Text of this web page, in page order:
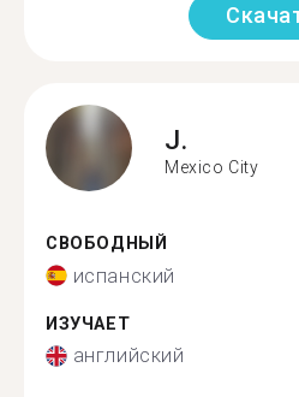
J.
Mexico City
СВОБОДНЫЙ
испанский
ИЗУЧАЕТ
английский